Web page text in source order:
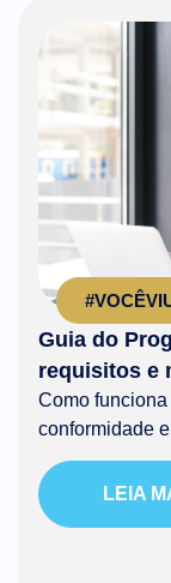
Guia do
requisitos e
Como
conformidade
LEIA